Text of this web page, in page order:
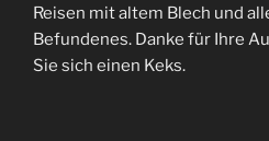
Reisen mit altem Blech und
Befundenes. Danke für Ihre
Sie sich einen Keks.